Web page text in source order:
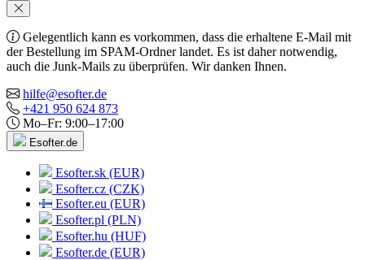
Gelegentlich kann es vorkommen, dass die erhaltene E-Mail mit
der Bestellung im SPAM-Ordner landet. Es ist daher notwendig,
auch die Junk-Mails zu überprüfen. Wir danken Ihnen.
hilfe@esofter.de
+421 950 624 873
Mo–Fr: 9:00–17:00
Esofter.de
Esofter.sk (EUR)
Esofter.cz (CZK)
Esofter.eu (EUR)
Esofter.pl (PLN)
Esofter.hu (HUF)
Esofter.de (EUR)